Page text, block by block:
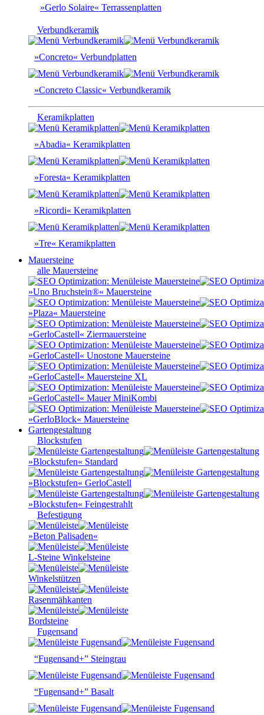
»Gerlo Solaire« Terrassenplatten
Verbundkeramik
»Concreto« Verbundplatten
»Concreto Classic« Verbundkeramik
Keramikplatten
»Abadia« Keramikplatten
»Foresta« Keramikplatten
»Ricordi« Keramikplatten
»Tre« Keramikplatten
Mauersteine
alle Mauersteine
»Uno Bruchstein®« Mauersteine
»Plaza« Mauersteine
»GerloCastell« Ziermauersteine
»GerloCastell« Unostone Mauersteine
»GerloCastell« Mauersteine XL
»GerloCastell« Mauer MiniKombi
»GerloBlock« Mauersteine
Gartengestaltung
Blockstufen
»Blockstufen« Standard
»Blockstufen« GerloCastell
»Blockstufen« Feingestrahlt
Befestigung
»Beton Palisaden«
L-Steine Winkelsteine
Winkelstützen
Rasenmähkanten
Bordsteine
Fugensand
“Fugensand+” Steingrau
“Fugensand+” Basalt